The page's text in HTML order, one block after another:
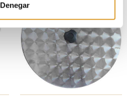
Denegar